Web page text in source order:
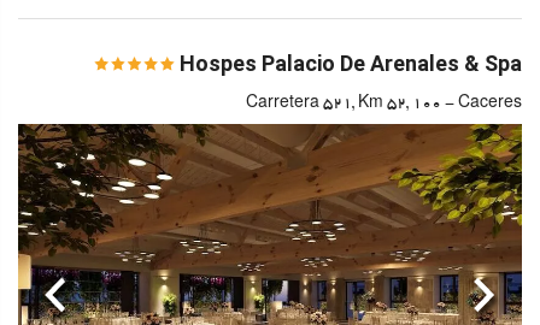
Hospes Palacio De Arenales & Spa
Carretera 521, Km 52, 100 - Caceres
قبلی بعدی